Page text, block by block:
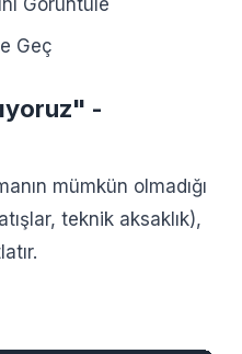
Görüntüle
Geç
-
mümkün olmadığı
teknik aksaklık),